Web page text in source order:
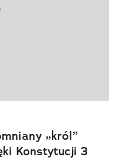
„król”
Konstytucji 3